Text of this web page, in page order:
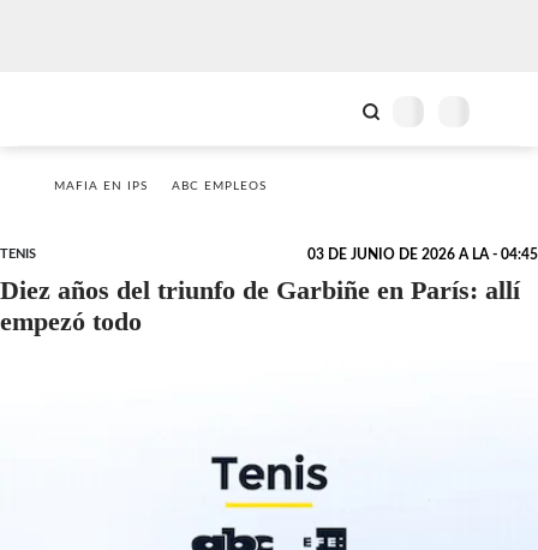
MAFIA EN IPS ABC EMPLEOS
TENIS 03 DE JUNIO DE 2026 A LA - 04:45
Diez años del triunfo de Garbiñe en París: allí
empezó todo